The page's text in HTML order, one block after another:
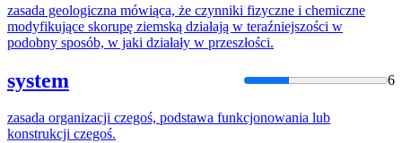
zasada geologiczna mówiąca, że czynniki fizyczne i chemiczne
modyfikujące skorupę ziemską działają w teraźniejszości w
podobny sposób, w jaki działały w przeszłości.
system 6
zasada organizacji czegoś, podstawa funkcjonowania lub
konstrukcji czegoś.